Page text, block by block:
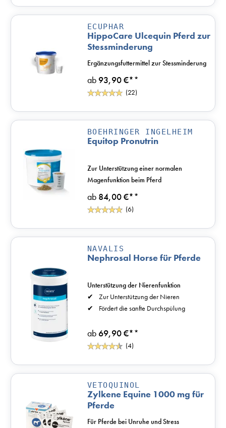
ECUPHAR
HippoCare Ulcequin Pferd zur
Stessminderung
ab 93,90 €**
Ergänzungsfuttermittel zur Stessminderung
(22)
BOEHRINGER INGELHEIM
Equitop Pronutrin
ab 84,00 €**
Zur Unterstützung einer normalen
Magenfunktion beim Pferd
(6)
NAVALIS
Nephrosal Horse für Pferde
ab 69,90 €**
Unterstützung der Nierenfunktion
Zur Unterstützung der Nieren
Fördert die sanfte Durchspülung
(4)
VETOQUINOL
Zylkene Equine 1000 mg für
Pferde
Für Pferde bei Unruhe und Stress